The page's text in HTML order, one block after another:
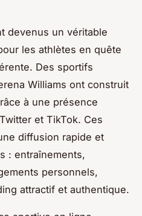
devenus un véritable
les athlètes en quête
Des sportifs
Williams ont construit
à une présence
et TikTok. Ces
diffusion rapide et
: entraînements,
personnels,
attractif et authentique.